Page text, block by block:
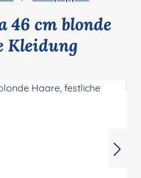
46 cm blonde
Kleidung